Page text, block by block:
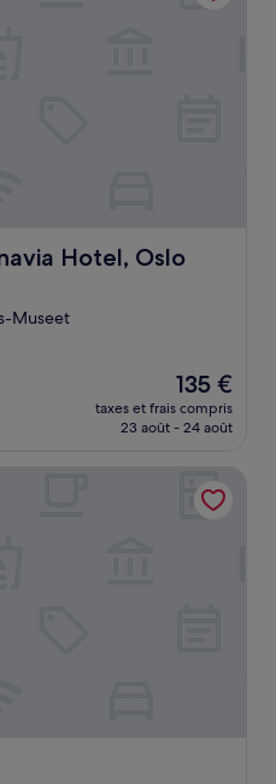
Hotel, Oslo
Hotel, Oslo
Museet
Le
nouveau
prix
de
135 €
135 €
taxes et frais compris
23 août - 24 août